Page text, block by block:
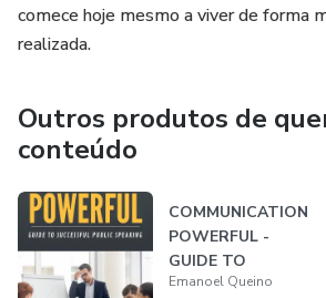
comece hoje mesmo a viver de forma
realizada.
Outros produtos de
conteúdo
COMMUNICATION
POWERFUL -
GUIDE TO
SUCCESSFUL
Emanoel Queino